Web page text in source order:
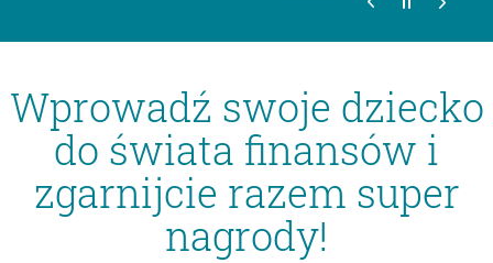
Wprowadź swoje dziecko
do świata finansów i
zgarnijcie razem super
nagrody!